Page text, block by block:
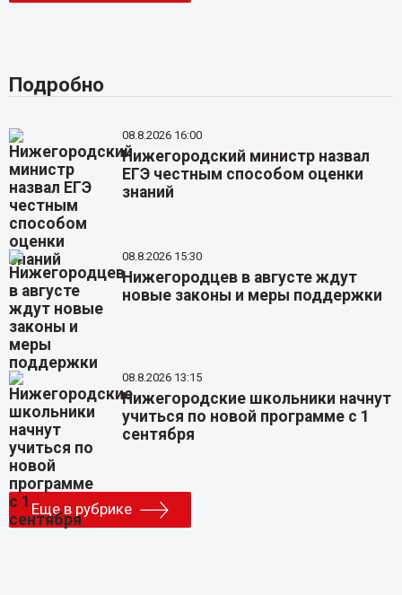
Подробно
08.8.2026 16:00
Нижегородский министр назвал
ЕГЭ честным способом оценки
знаний
08.8.2026 15:30
Нижегородцев в августе ждут
новые законы и меры поддержки
08.8.2026 13:15
Нижегородские школьники начнут
учиться по новой программе с 1
сентября
Еще в рубрике